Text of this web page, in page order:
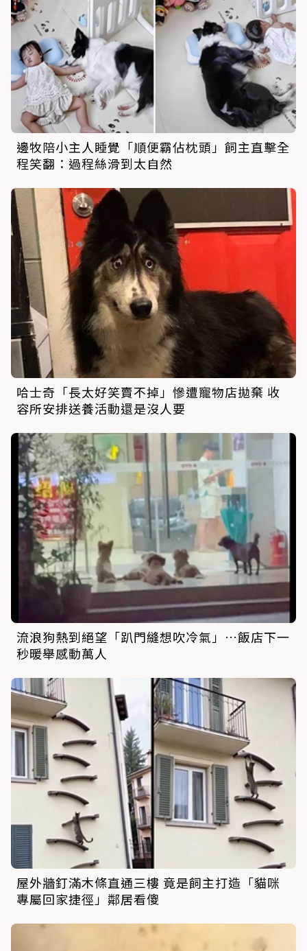
邊牧陪小主人睡覺「順便霸佔枕頭」飼主直擊全
程笑翻：過程絲滑到太自然
哈士奇「長太好笑賣不掉」慘遭寵物店拋棄 收
容所安排送養活動還是沒人要
流浪狗熱到絕望「趴門縫想吹冷氣」…飯店下一
秒暖舉感動萬人
屋外牆釘滿木條直通三樓 竟是飼主打造「貓咪
專屬回家捷徑」鄰居看傻